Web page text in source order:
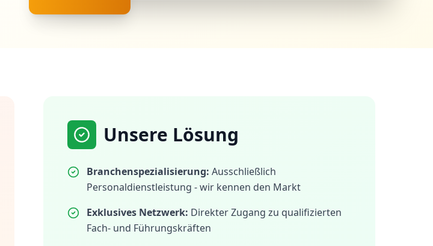
Unsere Lösung
Branchenspezialisierung: Ausschließlich
Personaldienstleistung - wir kennen den Markt
Exklusives Netzwerk: Direkter Zugang zu qualifizierten
Fach- und Führungskräften